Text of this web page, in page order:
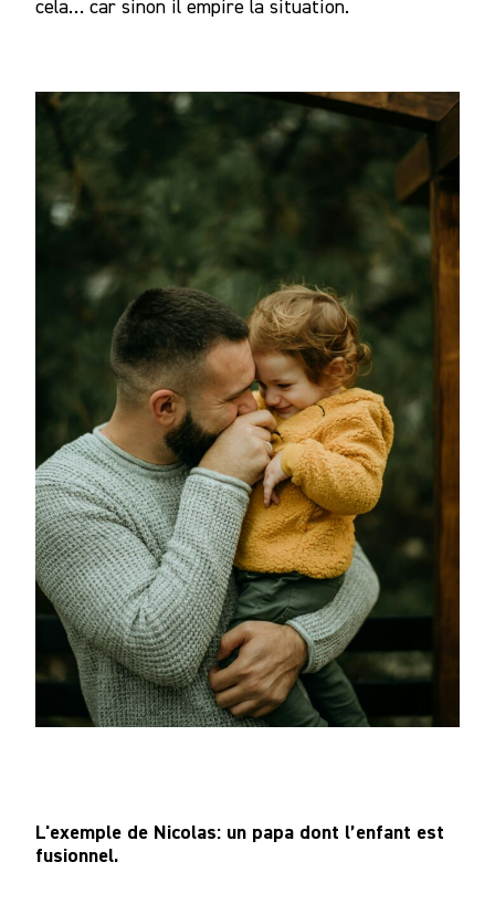
cela… car sinon il empire la situation.
L'exemple de Nicolas: un papa dont l’enfant est
fusionnel.